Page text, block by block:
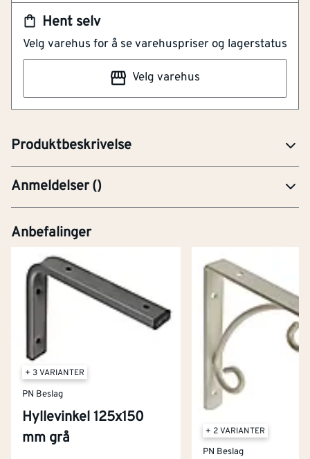
Hent selv
Velg varehus for å se varehuspriser og lagerstatus
Velg varehus
Produktbeskrivelse
NOBB
46352142
Artikkelnummer 101180695
Klassisk koksgrå hyllevinkel med mange
bruksområder. En hyllevinkel kan brukes til montering
Anmeldelser()
Anbefalinger
+ 3 VARIANTER
PN Beslag
Hyllevinkel 125x150
mm grå
+ 2 VARIANTER
PN Beslag